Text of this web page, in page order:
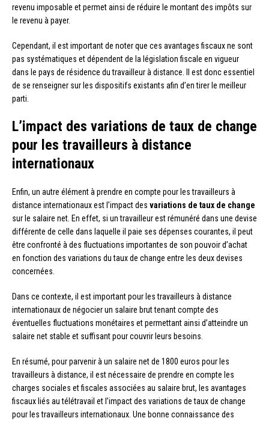
revenu imposable et permet ainsi de réduire le montant des impôts sur
le revenu à payer.
Cependant, il est important de noter que ces avantages fiscaux ne sont
pas systématiques et dépendent de la législation fiscale en vigueur
dans le pays de résidence du travailleur à distance. Il est donc essentiel
de se renseigner sur les dispositifs existants afin d’en tirer le meilleur
parti.
L’impact des variations de taux de change
pour les travailleurs à distance
internationaux
Enfin, un autre élément à prendre en compte pour les travailleurs à
distance internationaux est l’impact des variations de taux de change
sur le salaire net. En effet, si un travailleur est rémunéré dans une devise
différente de celle dans laquelle il paie ses dépenses courantes, il peut
être confronté à des fluctuations importantes de son pouvoir d’achat
en fonction des variations du taux de change entre les deux devises
concernées.
Dans ce contexte, il est important pour les travailleurs à distance
internationaux de négocier un salaire brut tenant compte des
éventuelles fluctuations monétaires et permettant ainsi d’atteindre un
salaire net stable et suffisant pour couvrir leurs besoins.
En résumé, pour parvenir à un salaire net de 1800 euros pour les
travailleurs à distance, il est nécessaire de prendre en compte les
charges sociales et fiscales associées au salaire brut, les avantages
fiscaux liés au télétravail et l’impact des variations de taux de change
pour les travailleurs internationaux. Une bonne connaissance des